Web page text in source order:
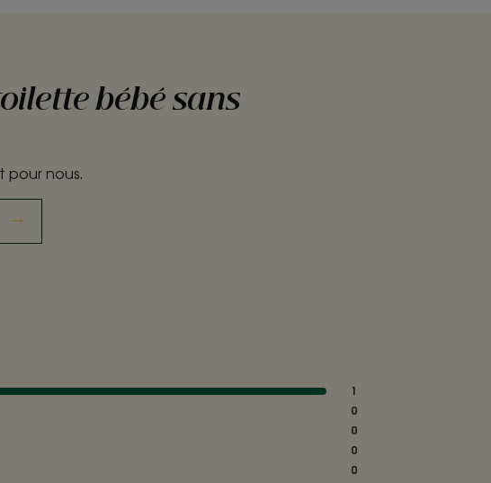
bébé sans
pour nous.
1
0
0
0
0